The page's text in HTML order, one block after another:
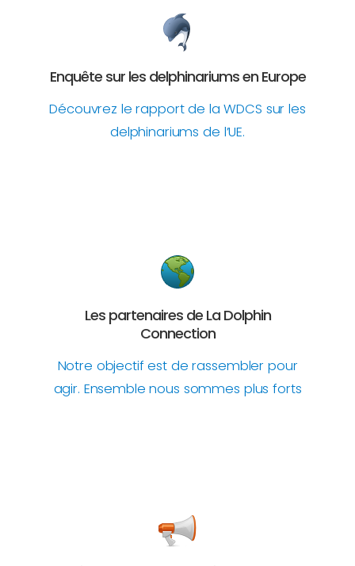
Enquête sur les delphinariums en Europe
Découvrez le rapport de la WDCS sur les
delphinariums de l’UE.
Les partenaires de La Dolphin
Connection
Notre objectif est de rassembler pour
agir. Ensemble nous sommes plus forts